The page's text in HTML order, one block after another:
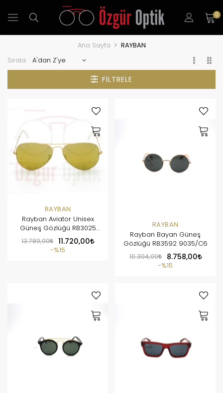
0
Ana Sayfa RAYBAN
Sırala
FILTRELE
RAYBAN
Rayban Aviator Unisex
Güneş Gözlüğü RB3025
112/93
13.789,00 11.720,00
%15
RAYBAN
Rayban Bayan Güneş
Gözlüğü RB3592 9035/C6
10.304,00
8.758,00
%15